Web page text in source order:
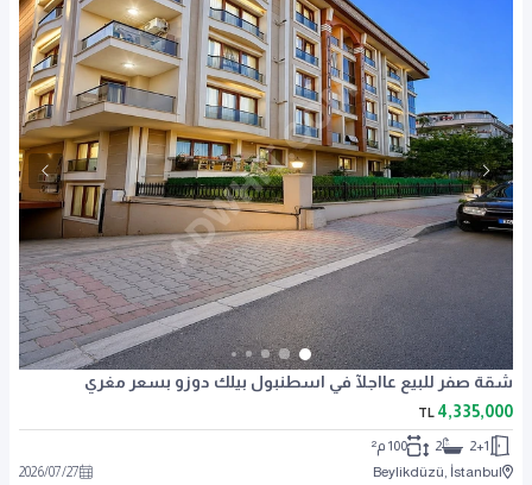
شقة صفر للبيع عااجلآ في اسطنبول بيلك دوزو بسعر مغري
4,335,000
TL
2+1
2
100 م²
Beylikdüzü, İstanbul
2026/07/27